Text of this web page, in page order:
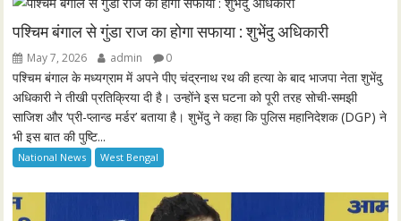
n
s
l
s
e
पश्चिम बंगाल से गुंडा राज का होगा सफाया : शुभेंदु अधिकारी
May 7, 2026 admin 0
पश्चिम बंगाल के मध्यग्राम में अपने पीए चंद्रनाथ रथ की हत्या के बाद भाजपा नेता शुभेंदु
अधिकारी ने तीखी प्रतिक्रिया दी है। उन्होंने इस घटना को पूरी तरह सोची-समझी
साजिश और ‘प्री-प्लान्ड मर्डर’ बताया है। शुभेंदु ने कहा कि पुलिस महानिदेशक (DGP) ने
भी इस बात की पुष्टि...
National News West Bengal